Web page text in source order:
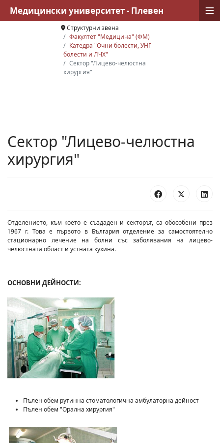
Структурни звена
Факултет "Медицина" (ФМ)
Катедра "Очни болести, УНГ
болести и ЛЧХ"
Сектор "Лицево-челюстна
хирургия"
Сектор "Лицево-челюстна
хирургия"
Отделението, към което е създаден и секторът, са обособени през
1967 г. Това е първото в България отделение за самостоятелно
стационарно лечение на болни със заболявания на лицево-
челюстната област и устната кухина.
ОСНОВНИ ДЕЙНОСТИ:
Пълен обем рутинна стоматологична амбулаторна дейност
Пълен обем "Орална хирургия"
Медицински университет - Плевен ≡